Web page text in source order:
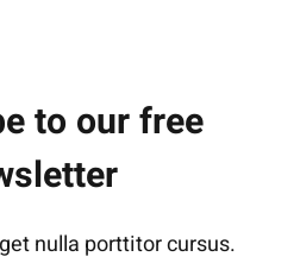
to our free
nulla porttitor cursus.